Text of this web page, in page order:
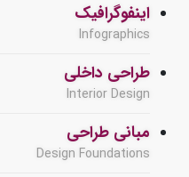
اینفوگرافیک
Infographics
طراحی داخلی
Interior Design
مبانی طراحی
Design Foundations